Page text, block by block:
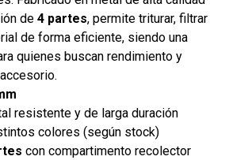
de4 partes, permite triturar, filtrar
de forma eficiente, siendo una
quienes buscan rendimiento y
resistente y de larga duración
colores (según stock)
con compartimento recolector